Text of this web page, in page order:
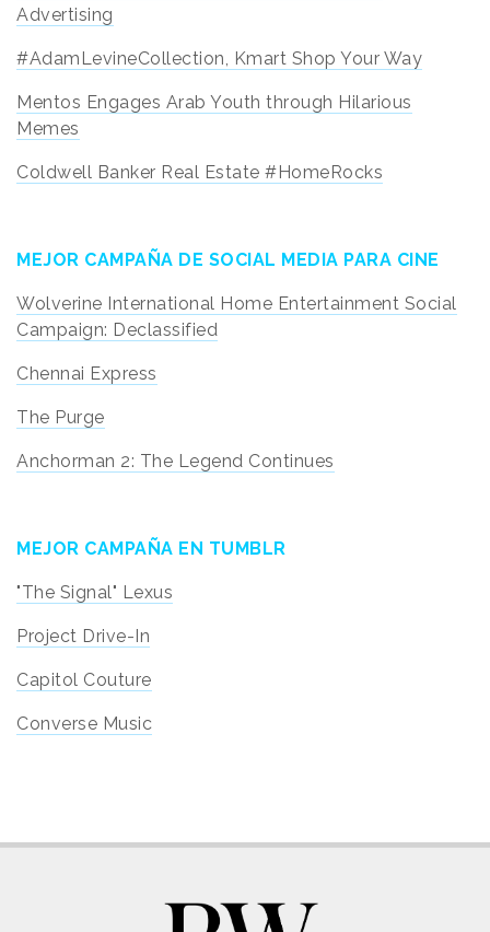
Advertising
#AdamLevineCollection, Kmart Shop Your Way
Mentos Engages Arab Youth through Hilarious
Memes
Coldwell Banker Real Estate #HomeRocks
MEJOR CAMPAÑA DE SOCIAL MEDIA PARA CINE
Wolverine International Home Entertainment Social
Campaign: Declassified
Chennai Express
The Purge
Anchorman 2: The Legend Continues
MEJOR CAMPAÑA EN TUMBLR
"The Signal" Lexus
Project Drive-In
Capitol Couture
Converse Music